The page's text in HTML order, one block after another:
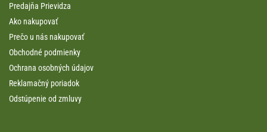
Predajňa Prievidza
Ako nakupovať
Prečo u nás nakupovať
Obchodné podmienky
Ochrana osobných údajov
Reklamačný poriadok
Odstúpenie od zmluvy